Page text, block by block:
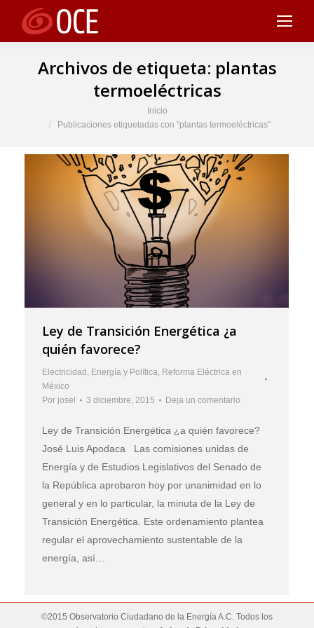
Archivos de etiqueta: plantas
termoeléctricas
Inicio
Publicaciones etiquetadas con "plantas termoeléctricas"
Ley de Transición Energética ¿a
quién favorece?
Electricidad, Energía y Política, Reforma Eléctrica en
México
Por josel 3 diciembre, 2015 Deja un comentario
Ley de Transición Energética ¿a quién favorece?
José Luis Apodaca Las comisiones unidas de
Energía y de Estudios Legislativos del Senado de
la República aprobaron hoy por unanimidad en lo
general y en lo particular, la minuta de la Ley de
Transición Energética. Este ordenamiento plantea
regular el aprovechamiento sustentable de la
energía, así…
©2015 Observatorio Ciudadano de la Energía A.C. Todos los